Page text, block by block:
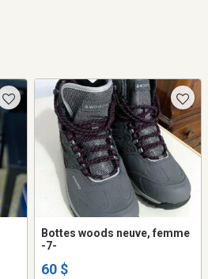
Bottes woods neuve, femme
-7-
60 $